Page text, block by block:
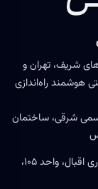
شریف، تهران و
هوشمند راه‌اندازی
شرقی، ساختمان
یزد، خیابان مطهری، پارک علم و فناوری اقبال، واحد ۱۰۵،